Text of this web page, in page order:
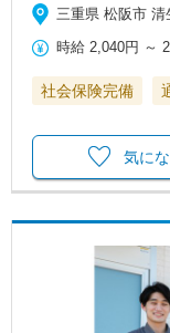
三重県 松阪市 清
時給 2,040円 ～
社会保険完備
気に